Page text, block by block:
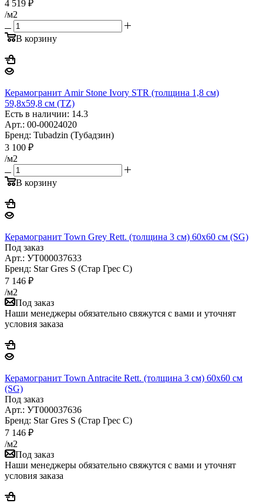
4 519 ₽
/м2
В корзину
Керамогранит Amir Stone Ivory STR (толщина 1,8 см)
59,8x59,8 см (TZ)
Есть в наличии: 14.3
Арт.: 00-00024020
Бренд: Tubadzin (Тубадзин)
3 100 ₽
/м2
В корзину
Керамогранит Town Grey Rett. (толщина 3 см) 60x60 см (SG)
Под заказ
Арт.: УТ000037633
Бренд: Star Gres S (Стар Грес С)
7 146 ₽
/м2
Под заказ
Наши менеджеры обязательно свяжутся с вами и уточнят
условия заказа
Керамогранит Town Antracite Rett. (толщина 3 см) 60x60 см
(SG)
Под заказ
Арт.: УТ000037636
Бренд: Star Gres S (Стар Грес С)
7 146 ₽
/м2
Под заказ
Наши менеджеры обязательно свяжутся с вами и уточнят
условия заказа